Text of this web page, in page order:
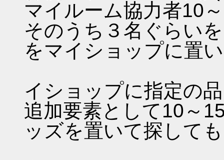
マイルーム協力者10
そのうち３名ぐらい
をマイショップに置
イショップに指定の
追加要素として10～
ッズを置いて探して